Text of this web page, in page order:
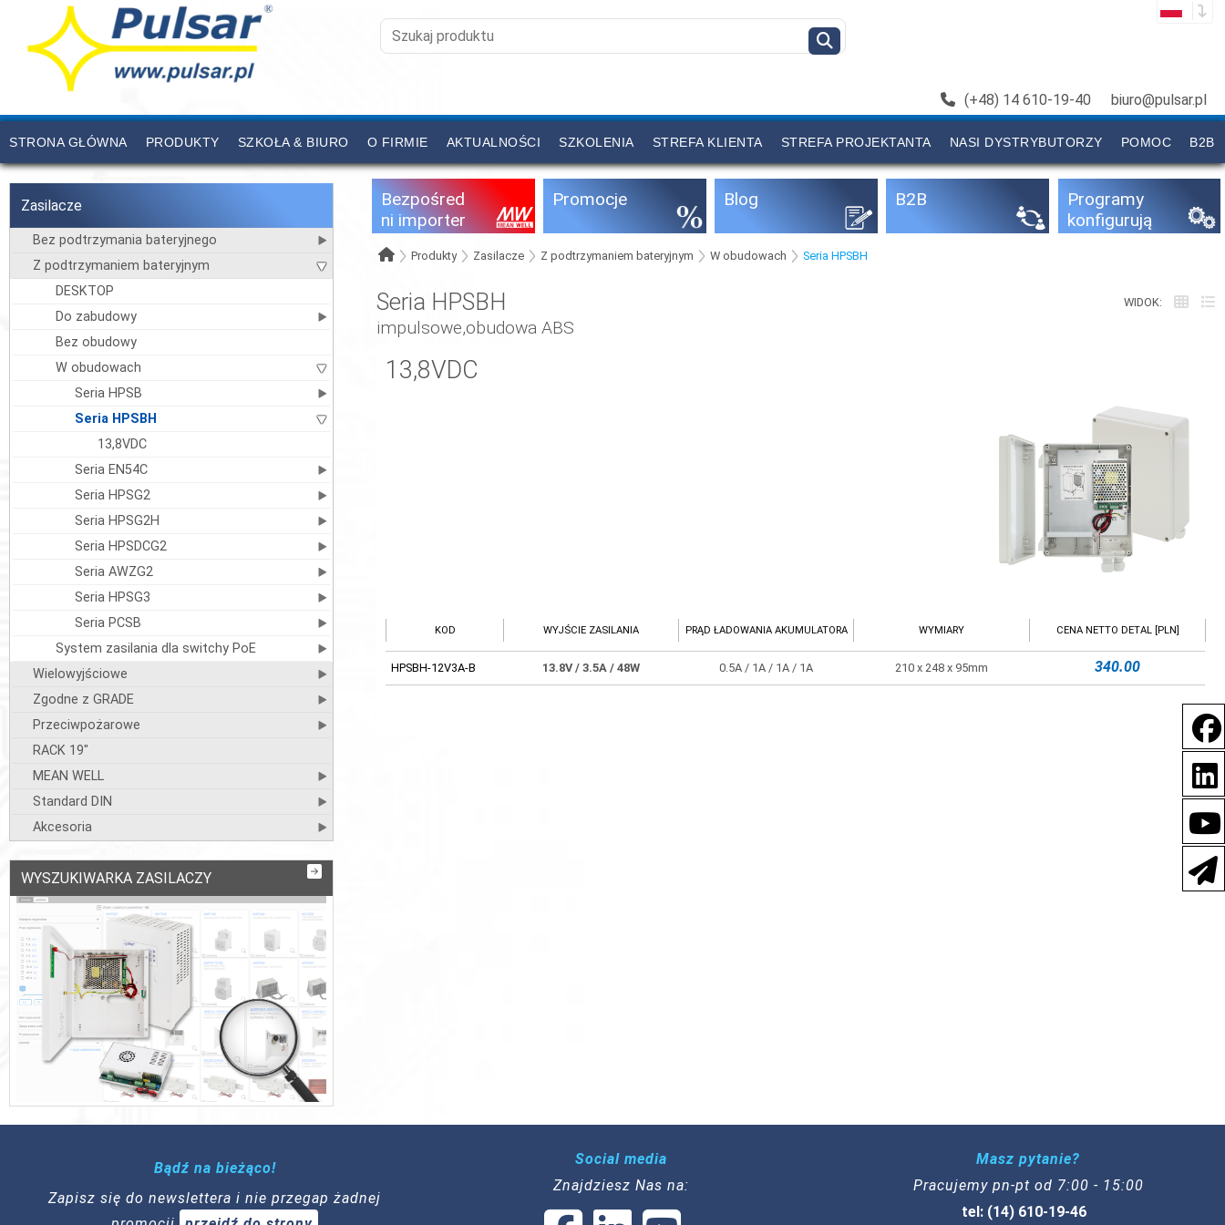
(+48) 14 610-19-40 biuro@pulsar.pl
STRONA GŁÓWNA PRODUKTY SZKOŁA & BIURO O FIRMIE AKTUALNOŚCI SZKOLENIA STREFA KLIENTA STREFA PROJEKTANTA NASI DYSTRYBUTORZY POMOC B2B
CENNIK KONTAKT
Zasilacze
Bez podtrzymania bateryjnego
Z podtrzymaniem bateryjnym
DESKTOP
Do zabudowy
Bez obudowy
W obudowach
Seria HPSB
Seria HPSBH
13,8VDC
Seria EN54C
Seria HPSG2
Seria HPSG2H
Seria HPSDCG2
Seria AWZG2
Seria HPSG3
Seria PCSB
System zasilania dla switchy PoE
Wielowyjściowe
Zgodne z GRADE
Przeciwpożarowe
RACK 19"
MEAN WELL
Standard DIN
Akcesoria
WYSZUKIWARKA ZASILACZY
Bezpośred
ni importer
Promocje Blog B2B
Programy
konfigurują
Produkty Zasilacze Z podtrzymaniem bateryjnym W obudowach Seria HPSBH
Seria HPSBH WIDOK:
impulsowe,obudowa ABS
13,8VDC
KOD WYJŚCIE ZASILANIA PRĄD ŁADOWANIA AKUMULATORA WYMIARY CENA NETTO DETAL [PLN]
HPSBH-12V3A-B 13.8V/ 3.5A / 48W 0.5A / 1A / 1A / 1A 210 x 248 x 95mm 340.00
Bądź na bieżąco!
Zapisz się do newslettera i nie przegap żadnej
Social media
Znajdziesz Nas na:
Masz pytanie?
Pracujemy pn-pt od 7:00 - 15:00
tel: (14) 610-19-46